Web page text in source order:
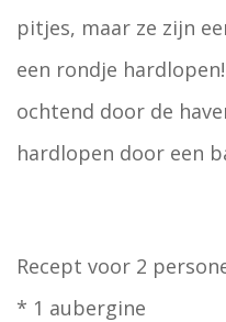
pitjes, maar ze zijn
een rondje
ochtend door de
hardlopen door een
Recept voor 2
* 1 aubergine